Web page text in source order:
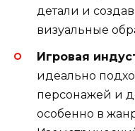
детали и
визуальные
Игровая
идеально
персонажей и
особенно в